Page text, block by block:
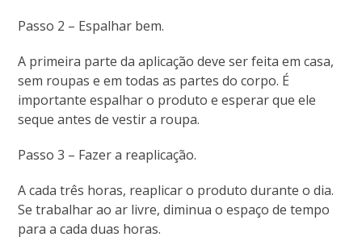
Passo 2 – Espalhar bem.
A primeira parte da aplicação deve ser feita em casa,
sem roupas e em todas as partes do corpo. É
importante espalhar o produto e esperar que ele
seque antes de vestir a roupa.
Passo 3 – Fazer a reaplicação.
A cada três horas, reaplicar o produto durante o dia.
Se trabalhar ao ar livre, diminua o espaço de tempo
para a cada duas horas.